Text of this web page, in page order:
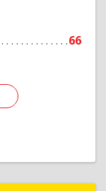
66